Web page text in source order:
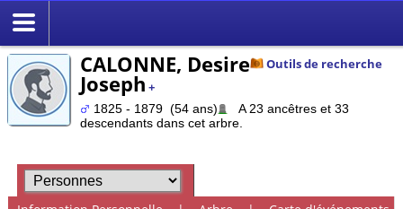
Outils de recherche
CALONNE, Desire
Joseph +
1825 - 1879 (54 ans)
A 23 ancêtres et 33
descendants dans cet arbre.